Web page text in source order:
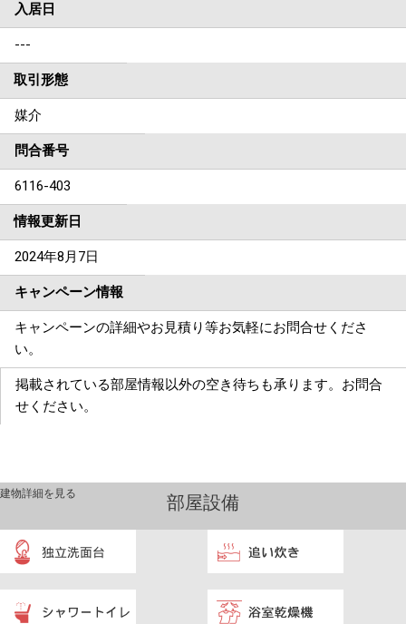
入居日
---
取引形態
媒介
問合番号
6116-403
情報更新日
2024年8月7日
キャンペーン情報
キャンペーンの詳細やお見積り等お気軽にお問合せくださ
い。
掲載されている部屋情報以外の空き待ちも承ります。お問合
せください。
部屋設備
建物詳細を見る